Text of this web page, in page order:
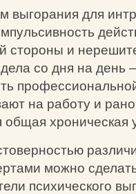
выгорания для
стороны и
со дня на день
на работу и
хроническая
можно
психического